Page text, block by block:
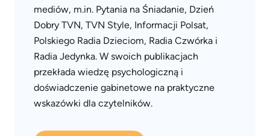
mediów, m.in. Pytania na Śniadanie, Dzień
Dobry TVN, TVN Style, Informacji Polsat,
Polskiego Radia Dzieciom, Radia Czwórka i
Radia Jedynka. W swoich publikacjach
przekłada wiedzę psychologiczną i
doświadczenie gabinetowe na praktyczne
wskazówki dla czytelników.